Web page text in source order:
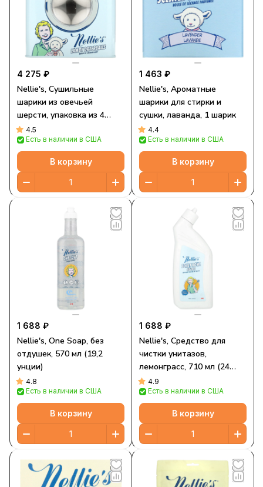
4 275 ₽
Nellie's, Сушильные
шарики из овечьей
шерсти, упаковка из 4
штук
4.5
Есть в наличии в США
В корзину
1 463 ₽
Nellie's, Ароматные
шарики для стирки и
сушки, лаванда, 1 шарик
4.4
Есть в наличии в США
В корзину
1 688 ₽
Nellie's, One Soap, без
отдушек, 570 мл (19,2
унции)
4.8
Есть в наличии в США
В корзину
1 688 ₽
Nellie's, Средство для
чистки унитазов,
лемонграсс, 710 мл (24
жидк. Унции)
4.9
Есть в наличии в США
В корзину